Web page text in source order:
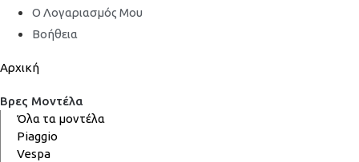
Ο Λογαριασμός Μου
Βοήθεια
Αρχική
Βρες Μοντέλα
Όλα τα μοντέλα
Piaggio
Vespa